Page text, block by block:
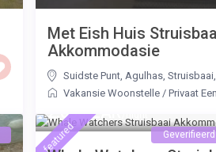
Met Eish Huis
Akkommodasie
Suidste Punt, Agulhas, Struisbaai
Vakansie Woonstelle / Privaat
2.600 ZAR
featured Geverifieerd